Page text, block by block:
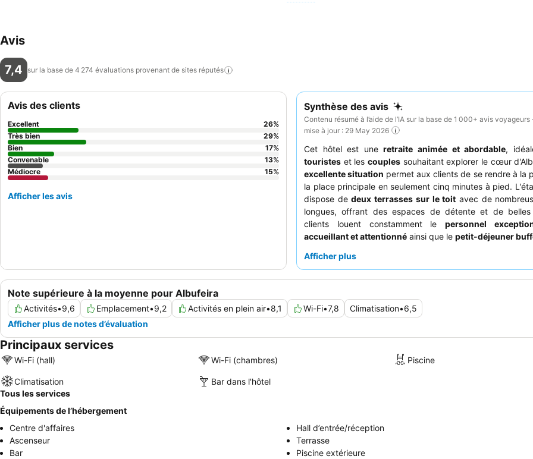
Avis
7,4 sur la base de 4 274 évaluations provenant de sites réputés
Synthèse des avis
Contenu résumé à l’aide de l’IA sur la base de 1 000+ avis voyageurs
mise à jour : 29 May 2026
Cet hôtel est uneretraite animée et abordable,
touristes et les couples souhaitant explorer le cœur
excellente situation permet aux clients de se rendre à la
la place principale en seulement cinq minutes à pied.
dispose dedeux terrasses sur le toit avec de
longues, offrant des espaces de détente et de
clients louent constamment lepersonnel
accueillant et attentionné ainsi que le petit-déjeuner
pensez à demander une chambre côté cour en raison de
Afficher plus
Note supérieure à la moyenne pour Albufeira
Activités•9,6 Emplacement•9,2 Activités en plein air•8,1 Wi-Fi•7,8 Climatisation•6,5
Afficher plus de notes d’évaluation
Avis des clients
Excellent 26%
Très bien
29%
Bien
17%
Convenable
13%
Médiocre
15%
Afficher les avis
Principaux services
Wi-Fi (hall) Wi-Fi (chambres) Piscine
Climatisation
Bar dans l'hôtel
Tous les services
Équipements de l’hébergement
Centre d'affaires
Hall d’entrée/réception
Ascenseur
Terrasse
Bar
Piscine extérieure